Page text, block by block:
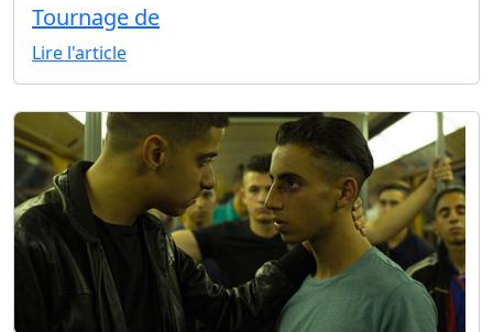
Tournage de
Lire l'article